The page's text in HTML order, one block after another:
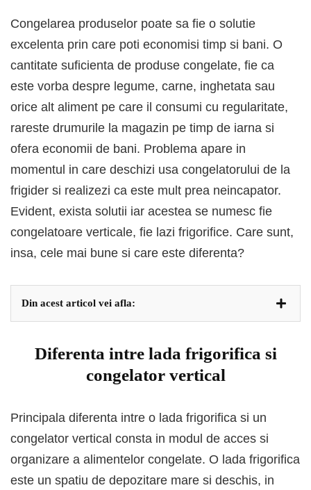
Congelarea produselor poate sa fie o solutie
excelenta prin care poti economisi timp si bani. O
cantitate suficienta de produse congelate, fie ca
este vorba despre legume, carne, inghetata sau
orice alt aliment pe care il consumi cu regularitate,
rareste drumurile la magazin pe timp de iarna si
ofera economii de bani. Problema apare in
momentul in care deschizi usa congelatorului de la
frigider si realizezi ca este mult prea neincapator.
Evident, exista solutii iar acestea se numesc fie
congelatoare verticale, fie lazi frigorifice. Care sunt,
insa, cele mai bune si care este diferenta?
Din acest articol vei afla:
Diferenta intre lada frigorifica si
congelator vertical
Principala diferenta intre o lada frigorifica si un
congelator vertical consta in modul de acces si
organizare a alimentelor congelate. O lada frigorifica
este un spatiu de depozitare mare si deschis, in